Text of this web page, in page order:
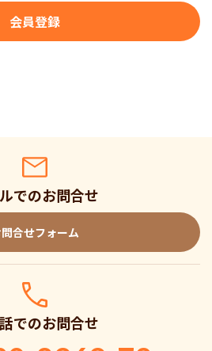
でのお問合せ
合せフォーム
でのお問合せ